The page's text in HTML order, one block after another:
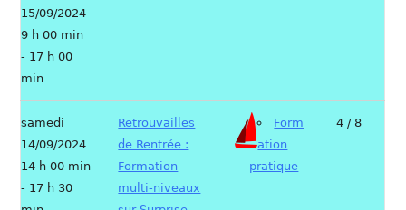
15/09/2024
9 h 00 min
- 17 h 00
min
samedi
14/09/2024
14 h 00 min
- 17 h 30
Retrouvailles
de Rentrée :
Formation
multi-niveaux
Form
ation
pratique
4 / 8